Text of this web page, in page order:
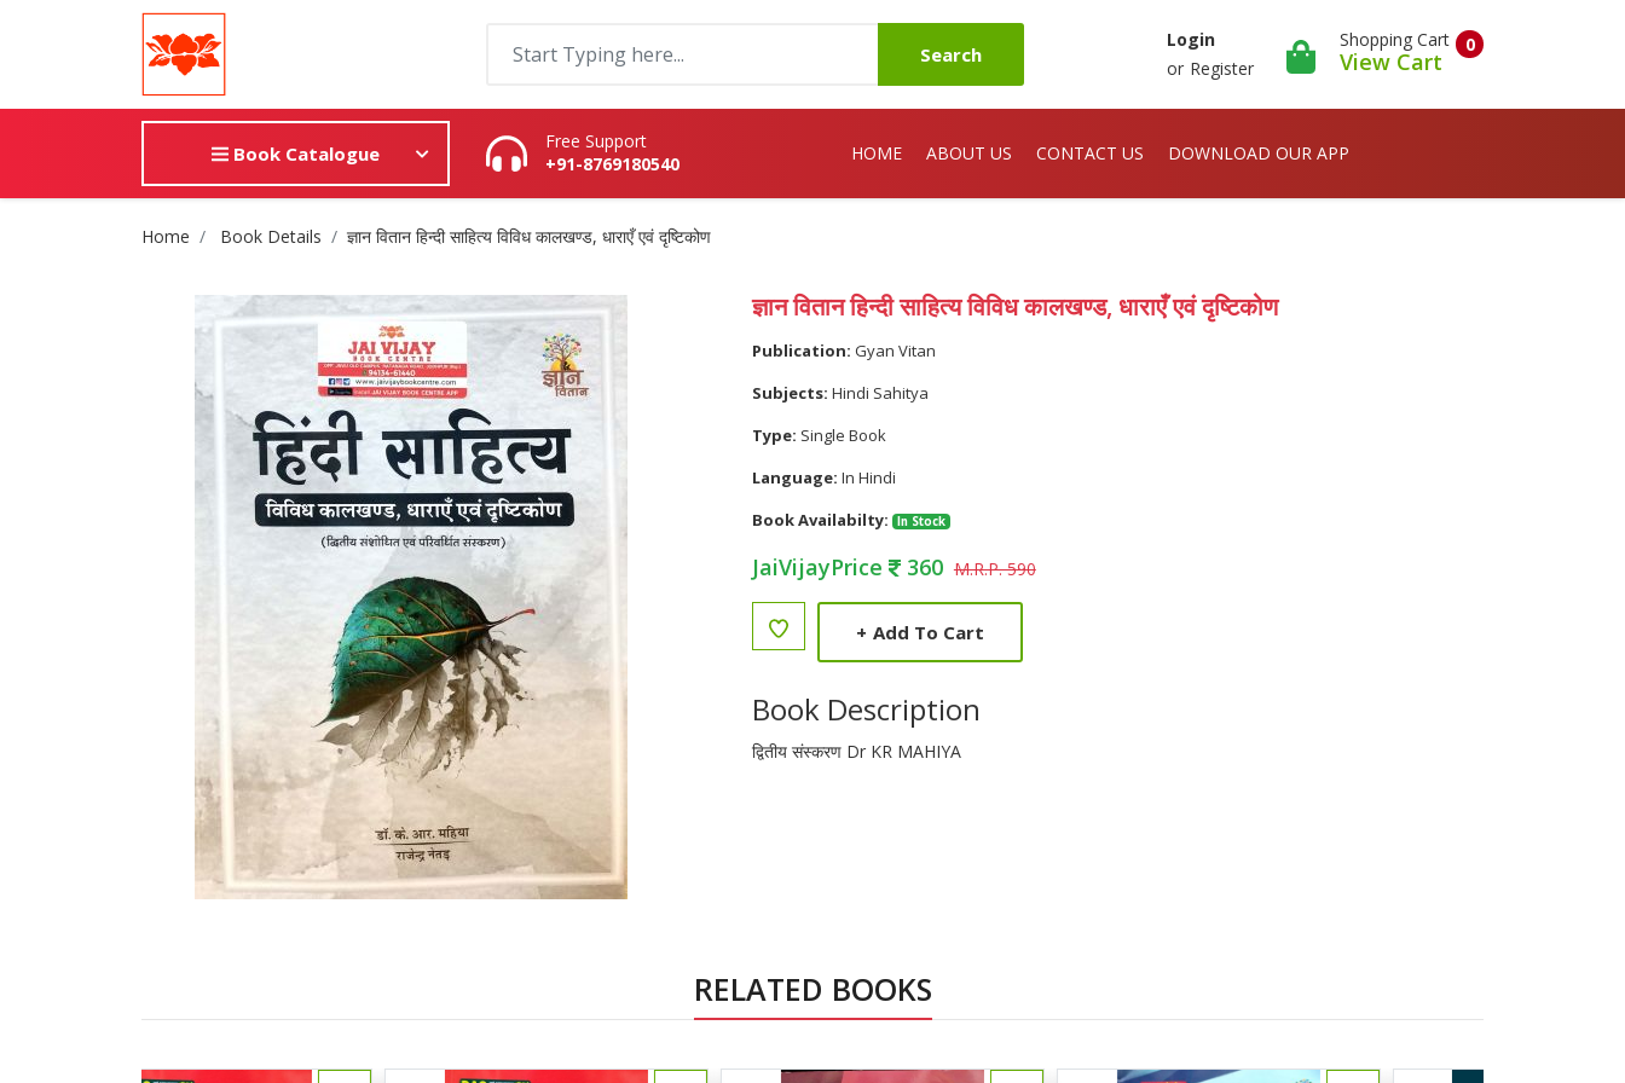
Search
Login
or Register
0
Shopping Cart
View Cart
Book Catalogue
Free Support
+91-8769180540
HOME ABOUT US CONTACT US DOWNLOAD OUR APP
Site Breadcrumb
Home Book Details ज्ञान वितान हिन्दी साहित्य विविध कालखण्ड, धाराएँ एवं दृष्टिकोण
ज्ञान वितान हिन्दी साहित्य विविध कालखण्ड, धाराएँ एवं दृष्टिकोण
Publication: Gyan Vitan
Subjects: Hindi Sahitya
Type: Single Book
Language: In Hindi
Book Availabilty:
In Stock
JaiVijayPrice 360 M.R.P. 590
+ Add To Cart
Book Description
द्वितीय संस्करण Dr KR MAHIYA
RELATED BOOKS